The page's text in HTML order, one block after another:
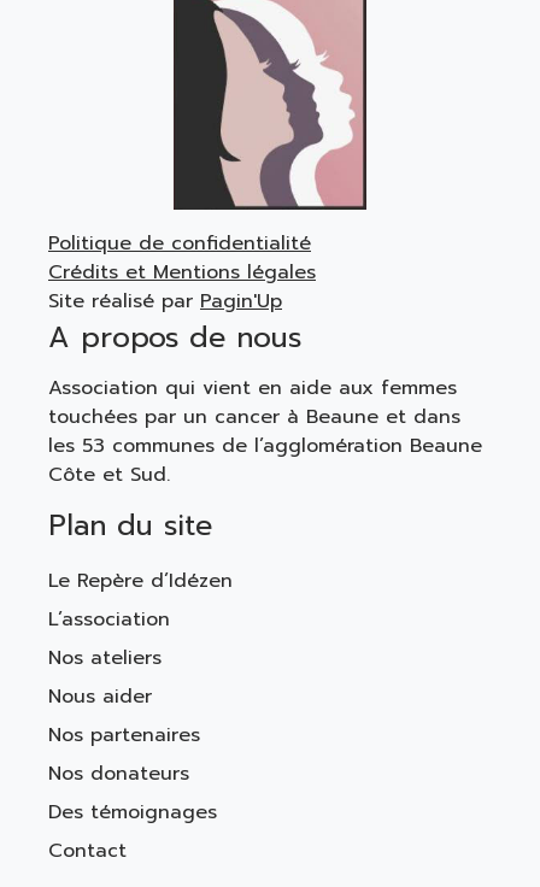
Politique de confidentialité
Crédits et Mentions légales
Site réalisé par Pagin'Up
A propos de nous
Association qui vient en aide aux femmes
touchées par un cancer à Beaune et dans
les 53 communes de l’agglomération Beaune
Côte et Sud.
Plan du site
Le Repère d’Idézen
L’association
Nos ateliers
Nous aider
Nos partenaires
Nos donateurs
Des témoignages
Contact